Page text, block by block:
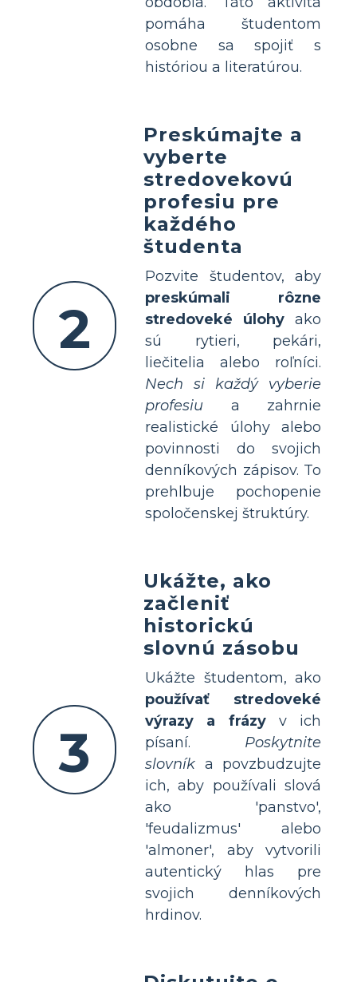
pomáha študentom
osobne sa spojiť s
históriou a literatúrou.
2
Preskúmajte a
vyberte
stredovekovú
profesiu pre
každého
študenta
Pozvite študentov, aby
preskúmali rôzne
stredoveké úlohy ako
sú rytieri, pekári,
liečitelia alebo roľníci.
Nech si každý vyberie
profesiu a zahrnie
realistické úlohy alebo
povinnosti do svojich
denníkových zápisov. To
prehlbuje pochopenie
spoločenskej štruktúry.
3
Ukážte, ako
začleniť
historickú
slovnú zásobu
Ukážte študentom, ako
používať stredoveké
výrazy a frázyv ich
písaní. Poskytnite
slovník a povzbudzujte
ich, aby používali slová
ako 'panstvo',
'feudalizmus' alebo
'almoner', aby vytvorili
autentický hlas pre
svojich denníkových
hrdinov.